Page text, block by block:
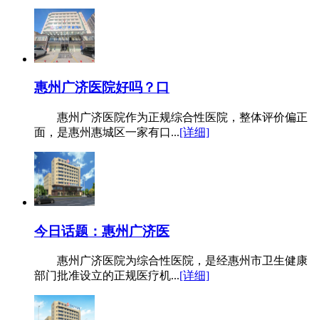
惠州广济医院好吗？口
惠州广济医院作为正规综合性医院，整体评价偏正
面，是惠州惠城区一家有口...[详细]
今日话题：惠州广济医
惠州广济医院为综合性医院，是经惠州市卫生健康
部门批准设立的正规医疗机...[详细]